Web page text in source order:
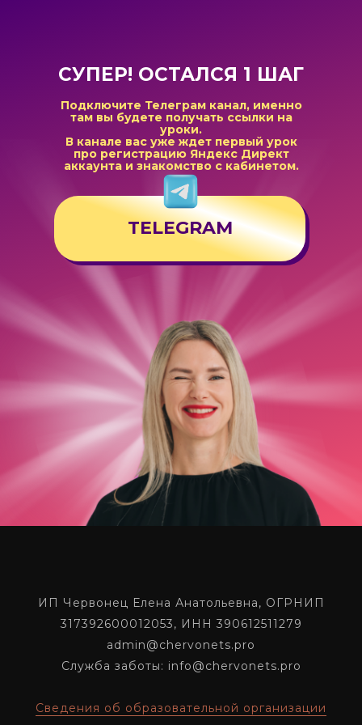
СУПЕР! ОСТАЛСЯ 1 ШАГ
Подключите Телеграм канал, именно
там вы будете получать ссылки на
уроки.
В канале вас уже ждет первый урок
про регистрацию Яндекс Директ
аккаунта и знакомство с кабинетом.
TELEGRAM
ИП Червонец Елена Анатольевна, ОГРНИП
317392600012053, ИНН 390612511279
admin@chervonets.pro
Служба заботы: info@chervonets.pro
Сведения об образовательной организации